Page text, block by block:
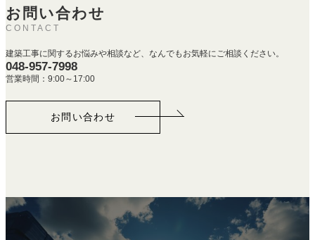
お問い合わせ
CONTACT
建築工事に関するお悩みや相談など、なんでもお気軽にご相談ください。
048-957-7998
営業時間：9:00～17:00
お問い合わせ